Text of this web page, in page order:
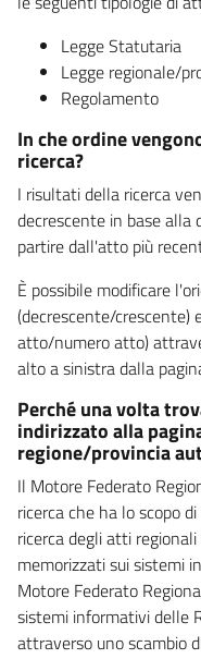
Legge Statutaria
Legge regionale/
Regolamento
In che ordine
ricerca?
I risultati della ricerca
decrescente in base alla
partire dall'atto più
È possibile modificare
(decrescente/
atto/numero atto)
alto a sinistra dalla
Perché una volta
indirizzato alla
regione/provincia
Il Motore Federato
ricerca che ha lo scopo
ricerca degli atti
memorizzati sui sistemi
Motore Federato
sistemi informativi delle
attraverso uno scambio